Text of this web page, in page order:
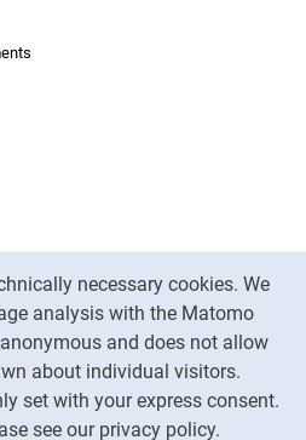
necessary cookies. We
analysis with the Matomo
and does not allow
about individual visitors.
set with your express consent.
see our privacy policy.